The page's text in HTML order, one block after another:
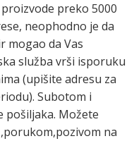
preko 5000
neophodno je da
mogao da Vas
služba vrši isporuku
(upišite adresu za
Subotom i
pošiljaka. Možete
na